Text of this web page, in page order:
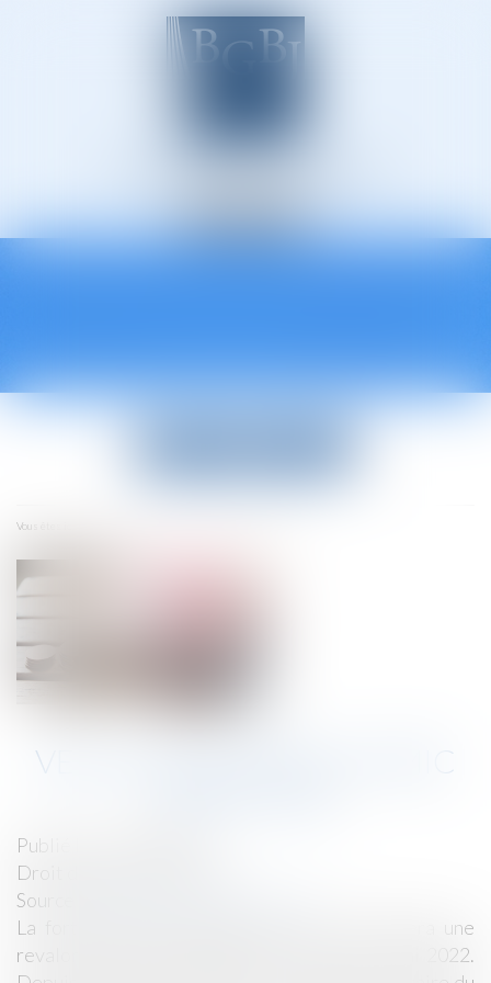
Avocats à Épinal
Vous êtes ici :
VERS UNE HAUSSE DU SMIC
Publié le :
Droit du travail - Salariés
Source :
La forte inflation des derniers mois entraînera une
revalorisation automatique du Smic le 1er mai 2022.